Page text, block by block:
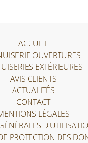
ACCUEIL
OUVERTURES
EXTÉRIEURES
AVIS CLIENTS
ACTUALITÉS
CONTACT
LÉGALES
PROTECTION DES